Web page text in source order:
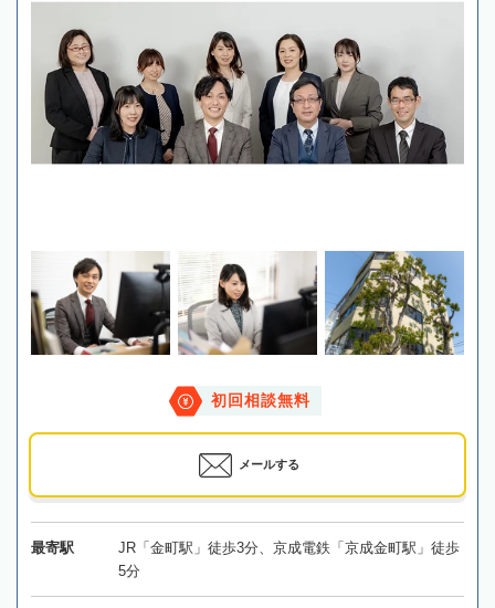
初回相談無料
メールする
最寄駅
JR「金町駅」徒歩3分、京成電鉄「京成金町駅」徒歩
5分